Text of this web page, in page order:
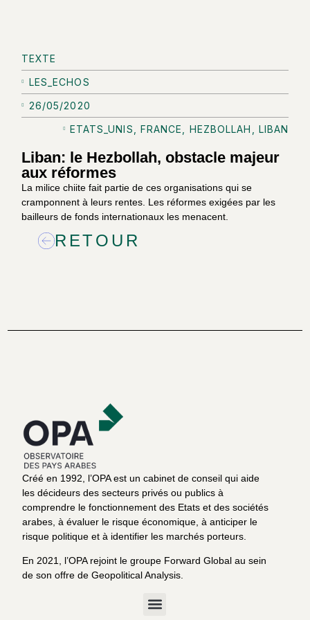
TEXTE
LES_ECHOS
26/05/2020
ETATS_UNIS
FRANCE HEZBOLLAH LIBAN
Liban: le Hezbollah, obstacle majeur
aux réformes
La milice chiite fait partie de ces organisations qui se
cramponnent à leurs rentes. Les réformes exigées par les
bailleurs de fonds internationaux les menacent.
RETOUR
Créé en 1992, l’OPA est un cabinet de conseil qui aide
les décideurs des secteurs privés ou publics à
comprendre le fonctionnement des Etats et des sociétés
arabes, à évaluer le risque économique, à anticiper le
risque politique et à identifier les marchés porteurs.
En 2021, l’OPA rejoint le groupe Forward Global au sein
de son offre de Geopolitical Analysis.